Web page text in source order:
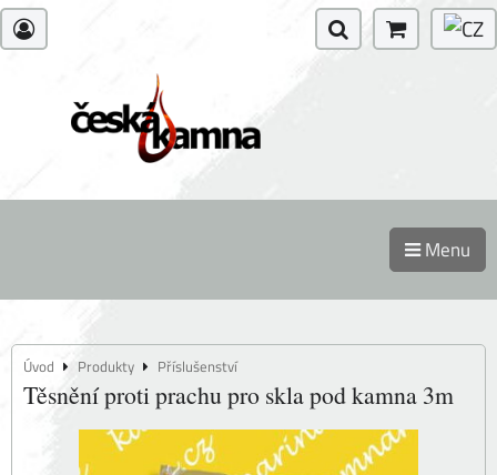
Menu
Úvod Produkty Příslušenství
Těsnění proti prachu pro skla pod kamna 3m